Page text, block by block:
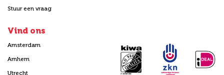
Stuur een vraag
Vind ons
Amsterdam
Arnhem
Utrecht